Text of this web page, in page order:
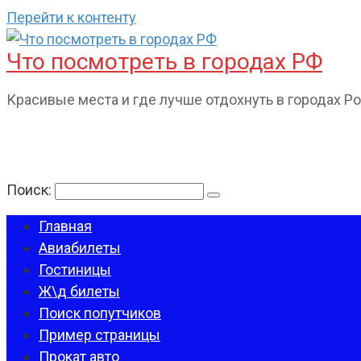
Перейти к контенту
Что посмотреть в городах РФ
Красивые места и где лучше отдохнуть в городах
Поиск:
Главная
Авиабилеты
Гостиницы
Ж\д билеты
Поиск попутчиков
Пример страницы
Прокат авто